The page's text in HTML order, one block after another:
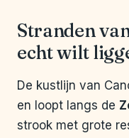
Stranden
echt wilt
De kustlijn van
en loopt langs de
strook met grote